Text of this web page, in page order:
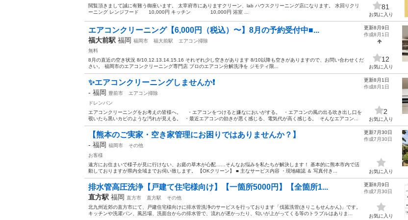
閲覧頂きまして誠に有難う御座います。 太宰府市にありますクリーン、lab ハウスクリーニング店になります。 水回りクリ
ーニング レンジフード 10,000円 キッチン 10,000円 浴室 ...
81
お気に入り
エアコンクリーニング【6,000円（税込）〜】8月の予約受付中■...
福大前駅 福岡 福岡市 福大前駅
エアコン掃除
無料
8月の直近の空き状況 8/10.12.13.14.15.16 それぞれ少し空きがあります 8/10以降も空きがありますので、お問い合わせくだ
さい。 福岡市のエアコンクリーニング専門店 プロのエアコン分解洗浄を ジモティ限...
更新8月9日
作成8月1日
12
お気に入り
✨エアコンクリーニングしませんか❗️
- 福岡 豊前市
エアコン掃除
ドレンパン
エアコンクリーニングをお考えの皆様へ。 ・エアコンをつけると嫌なにおいがする。 ・エアコンの風の出る吹き出し口を
覗いたら黒いカビのような汚れが見える。 ・最近エアコンの効きが悪く感じる、電気代が高く感じる。 そんなエアコン...
更新8月1日
作成8月1日
2
お気に入り
【熊本のご実家・空き家管理にお困りではありませんか？】
- 福岡 福岡市
その他
お客様
遠方にお住まいで様子が見に行けない、お庭の草木が心配……そんなお悩みを私たちが解決します！ 基本的に熊本市内で活
動しておりますが県内全域までお伺い致します。 【OKクリーン】 ■ 主なサービス内容 ・現地確認 ＆ 写真付き...
更新7月30日
作成7月30日
お気に入り
排水管高圧洗浄【戸建て住宅様向け】【一箇所5000円】【全箇所1...
直方駅 福岡 直方市 直方駅
その他
北九州近郊の直方市にて、戸建住宅様向けに排水管洗浄のサービスを行っております「伐菰洗管(きりこもせんかん)」です。
キッチンや洗濯パン、風呂場、洗面台からの排水管で、流れが遅かったり、匂いが上がってくる等のトラブルはありま...
更新8月9日
作成7月30日
お気に入り